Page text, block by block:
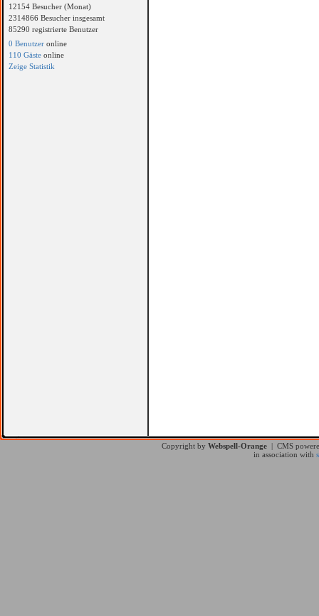
12154 Besucher (Monat)
2314866 Besucher insgesamt
85290 registrierte Benutzer
0 Benutzer online
110 Gäste online
Zeige Statistik
Copyright byWebspell-Orange | CMS
in association with